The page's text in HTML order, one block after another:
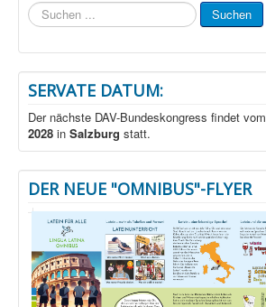
Suchen
...
Suchen
SERVATE DATUM:
Der nächste DAV-Bundeskongress findet vom
2028 in Salzburg statt.
DER NEUE "OMNIBUS"-FLYER